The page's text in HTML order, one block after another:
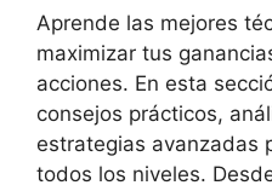
Aprende las mejores
maximizar tus
acciones. En esta
consejos prácticos,
estrategias avanzadas
todos los niveles.